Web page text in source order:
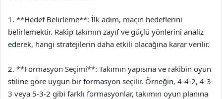
1. **Hedef Belirleme**: İlk adım, maçın hedeflerini
belirlemektir. Rakip takımın zayıf ve güçlü yönlerini analiz
ederek, hangi stratejilerin daha etkili olacağına karar verilir.
2. **Formasyon Seçimi**: Takımın yapısına ve rakibin oyun
stiline göre uygun bir formasyon seçilir. Örneğin, 4-4-2, 4-3-
3 veya 5-3-2 gibi farklı formasyonlar, takımın oyun planına